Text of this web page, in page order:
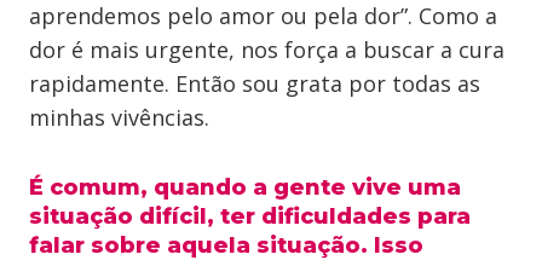
aprendemos pelo amor ou pela dor”. Como a
dor é mais urgente, nos força a buscar a cura
rapidamente. Então sou grata por todas as
minhas vivências.
É comum, quando a gente vive uma
situação difícil, ter dificuldades para
falar sobre aquela situação. Isso